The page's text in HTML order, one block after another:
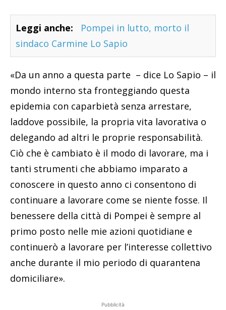
Leggi anche:
Pompei in lutto, morto il
sindaco Carmine Lo Sapio
«Da un anno a questa parte – dice Lo Sapio – il
mondo interno sta fronteggiando questa
epidemia con caparbietà senza arrestare,
laddove possibile, la propria vita lavorativa o
delegando ad altri le proprie responsabilità.
Ciò che è cambiato è il modo di lavorare, ma i
tanti strumenti che abbiamo imparato a
conoscere in questo anno ci consentono di
continuare a lavorare come se niente fosse. Il
benessere della città di Pompei è sempre al
primo posto nelle mie azioni quotidiane e
continuerò a lavorare per l’interesse collettivo
anche durante il mio periodo di quarantena
domiciliare».
Pubblicità